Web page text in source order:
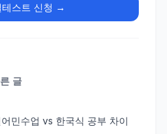
테스트 신청 →
글
민수업 vs 한국식 공부 차이